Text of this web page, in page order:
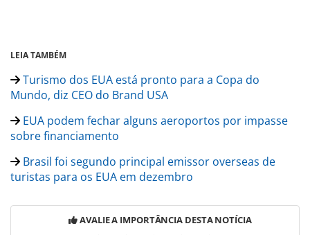
LEIA TAMBÉM
Turismo dos EUA está pronto para a Copa do
Mundo, diz CEO do Brand USA
EUA podem fechar alguns aeroportos por impasse
sobre financiamento
Brasil foi segundo principal emissor overseas de
turistas para os EUA em dezembro
AVALIE A IMPORTÂNCIA DESTA NOTÍCIA